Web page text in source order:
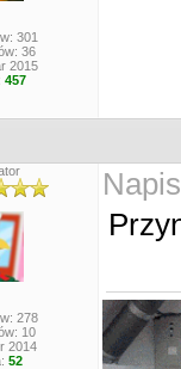
301
36
2015
457
278
10
2014
52